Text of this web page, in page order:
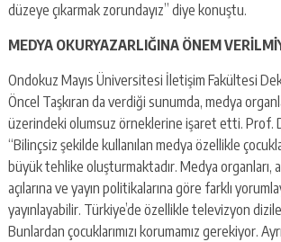
düzeye çıkarmak zorundayız” diye konuştu.
MEDYA OKURYAZARLIĞINA ÖNEM
Ondokuz Mayıs Üniversitesi İletişim Fakültesi
Öncel Taşkıran da verdiği sunumda, medya
üzerindeki olumsuz örneklerine işaret etti. Prof.
“Bilinçsiz şekilde kullanılan medya özellikle
büyük tehlike oluşturmaktadır. Medya organları,
açılarına ve yayın politikalarına göre farklı
yayınlayabilir. Türkiye’de özellikle televizyon
Bunlardan çocuklarımızı korumamız gerekiyor.